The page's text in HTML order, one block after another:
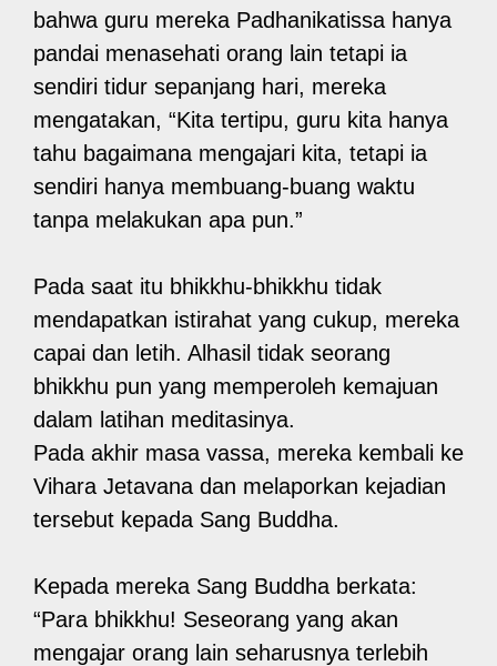
bahwa guru mereka Padhanikatissa hanya
pandai menasehati orang lain tetapi ia
sendiri tidur sepanjang hari, mereka
mengatakan, “Kita tertipu, guru kita hanya
tahu bagaimana mengajari kita, tetapi ia
sendiri hanya membuang-buang waktu
tanpa melakukan apa pun.”
Pada saat itu bhikkhu-bhikkhu tidak
mendapatkan istirahat yang cukup, mereka
capai dan letih. Alhasil tidak seorang
bhikkhu pun yang memperoleh kemajuan
dalam latihan meditasinya.
Pada akhir masa vassa, mereka kembali ke
Vihara Jetavana dan melaporkan kejadian
tersebut kepada Sang Buddha.
Kepada mereka Sang Buddha berkata:
“Para bhikkhu! Seseorang yang akan
mengajar orang lain seharusnya terlebih